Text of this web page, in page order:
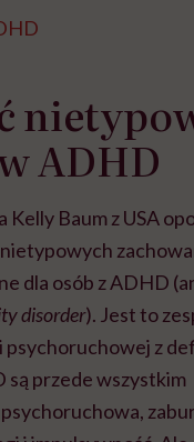
ADHD
Baum z USA
dla osób z ADHD
disorder). Jest to
psychoruchowej z
są przede wszystkim